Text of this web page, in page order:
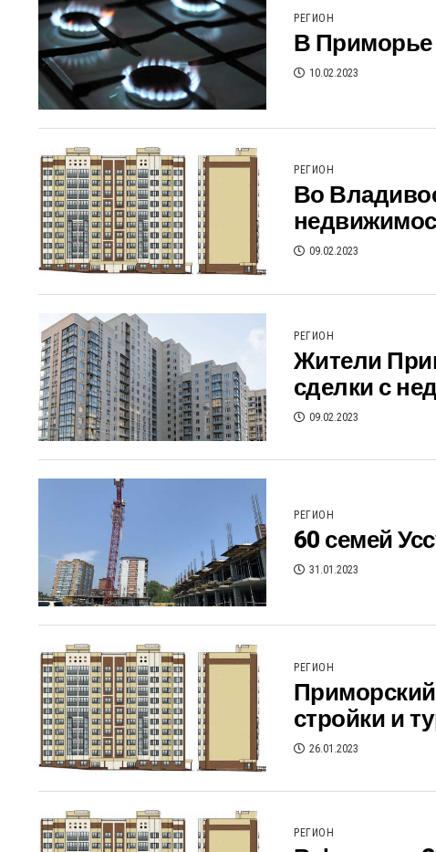
РЕГИОН
В Приморье
10.02.2023
РЕГИОН
Во
09.02.2023
РЕГИОН
Жители
сделки с
09.02.2023
РЕГИОН
60 семей
31.01.2023
РЕГИОН
стройки и
26.01.2023
РЕГИОН